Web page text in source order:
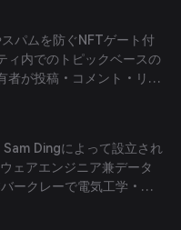
全で使いやすい環境内で
パムを防ぐNFTゲート付
ィ内でのトピックベースの
者が投稿・コメント・リア
ロップ、イベント提案な
、複数チェーンにまたが
ルプロフィール機能が挙
Dingによって設立され
ェアエンジニア兼データ
ークレーで電気工学・コ
ています。Leo LuはJP